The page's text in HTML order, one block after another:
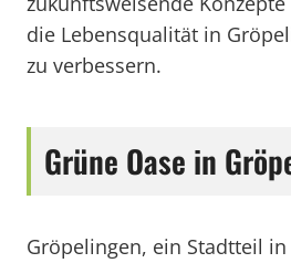
die Lebensqualität in
zu verbessern.
Grüne Oase in
Gröpelingen, ein Stadtteil